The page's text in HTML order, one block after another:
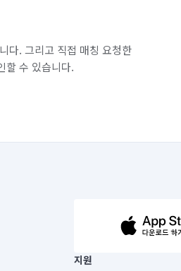
다. 그리고 직접 매칭 요청한
할 수 있습니다.
지원